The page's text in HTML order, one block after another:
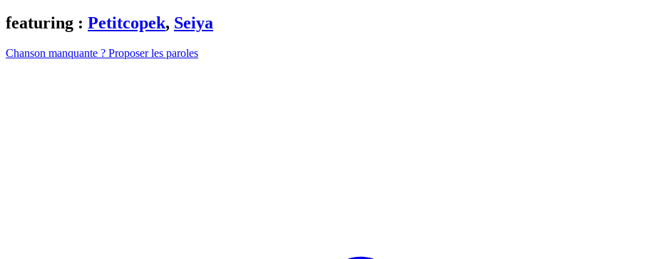
featuring : Petitcopek, Seiya
Chanson manquante ? Proposer les paroles